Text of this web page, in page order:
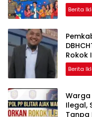
Berita
Rokok
Berita
Warga
Ilegal,
Tanpa